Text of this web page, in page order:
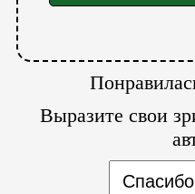
Выразите свои